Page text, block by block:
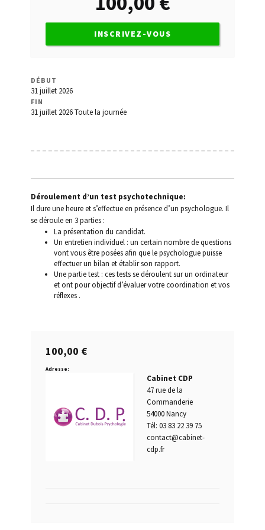
Conduite sans permis
Déroulement d’un test psychotechnique
Invalidation du permis
Médecins agréés
Mon Compte
Panier
Permis à points
Permis blanc
Permis probatoire
Quand passer un test psychotechnique ?
Questions fréquentes
Qui est concerné par les tests psychotechniques ?
INSCRIVEZ-VOUS
DÉBUT
31 juillet 2026
FIN
31 juillet 2026Toute la journée
Déroulement d’un test psychotechnique:
Il dure une heure et s’effectue en présence d’un psychologue. Il
se déroule en 3 parties :
La présentation du candidat.
Un entretien individuel : un certain nombre de questions
vont vous être posées afin que le psychologue puisse
effectuer un bilan et établir son rapport.
Une partie test : ces tests se déroulent sur un ordinateur
et ont pour objectif d’évaluer votre coordination et vos
réflexes .
100,00 €
Adresse:
Cabinet CDP
47 rue de la
Commanderie
54000 Nancy
Tél: 03 83 22 39 75
contact@cabinet-
cdp.fr